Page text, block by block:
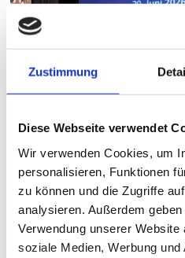
Zustimmung
Diese Webseite verwendet
Wir verwenden Cookies, um
personalisieren, Funktionen
zu können und die Zugriffe
analysieren. Außerdem
Verwendung unserer
soziale Medien, Werbung
DISTRIKT 1930